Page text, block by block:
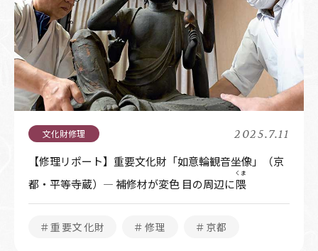
2025.7.11
【修理リポート】重要文化財「如意輪観音坐像」（京
都・平等寺蔵）― 補修材が変色 目の周辺に隈
くま
＃重要文化財 ＃修理 ＃京都